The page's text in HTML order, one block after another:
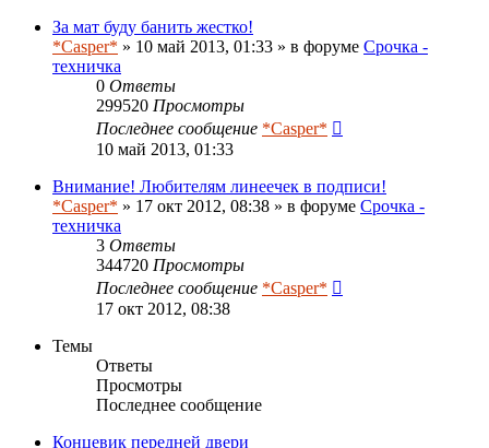
За мат буду банить жестко!
*Casper* » 10 май 2013, 01:33 » в форуме Срочка -
техничка
0 Ответы
299520 Просмотры
Последнее сообщение *Casper*
10 май 2013, 01:33
Внимание! Любителям линеечек в подписи!
*Casper* » 17 окт 2012, 08:38 » в форуме Срочка -
техничка
3 Ответы
344720 Просмотры
Последнее сообщение *Casper*
17 окт 2012, 08:38
Темы
Ответы
Просмотры
Последнее сообщение
Концевик передней двери